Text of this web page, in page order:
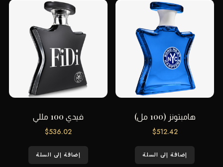
هامبتونز (100 مل)
$512.42
إضافة إلى السلة
فيدي 100 مللي
$536.02
إضافة إلى السلة